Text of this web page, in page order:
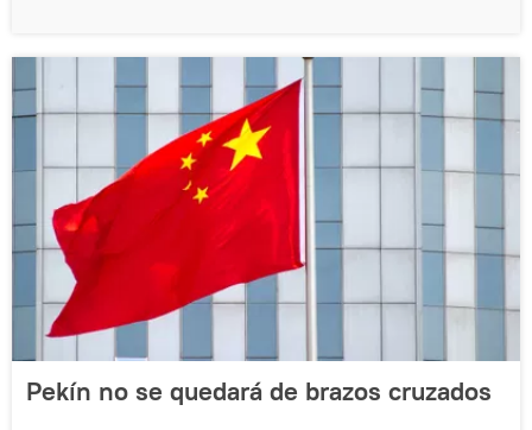
Pekín no se quedará de brazos cruzados